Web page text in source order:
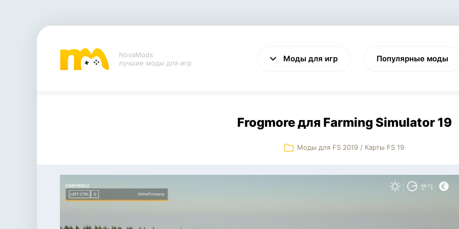
NovaMods
лучшие моды для игр
Моды для игр
VALHEIM CYBERPUNK 2077
Популярные моды
Frogmore для Farming Simulator 19
Моды для FS 2019 / Карты FS 19